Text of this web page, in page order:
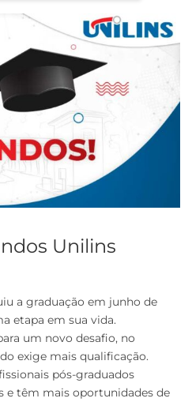
Unilins
a graduação em junho de
etapa em sua vida.
um novo desafio, no
exige mais qualificação.
pós-graduados
e têm mais oportunidades de